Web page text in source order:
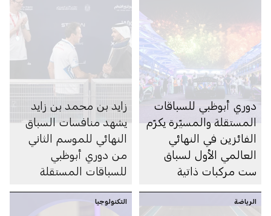
دوري أبوظبي للسباقات
المستقلة والمسيّرة يكرّم
الفائزين في النهائي
العالمي الأول لسباق
ست مركبات ذاتية
زايد بن محمد بن زايد
يشهد منافسات السباق
النهائي للموسم الثاني
من دوري أبوظبي
للسباقات المستقلة
الرياضة التكنولوجيا